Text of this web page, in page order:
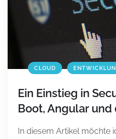
CLOUD
Ein Einstieg in
Boot, Angular und
In diesem Artikel möchte